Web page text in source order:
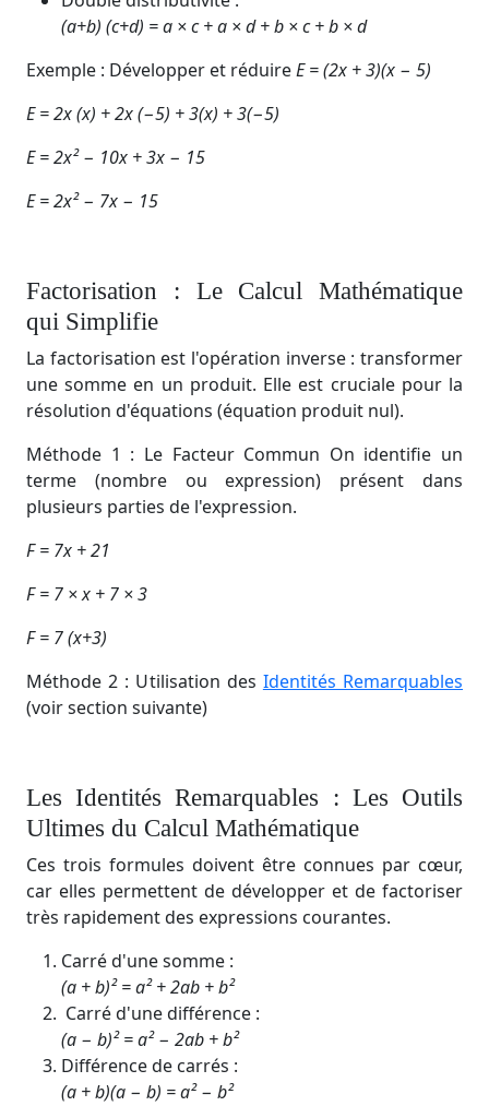
(a+b) (c+d) = a × c + a × d + b × c + b × d
Exemple : Développer et réduireE = (2x + 3)(x − 5)
E = 2x (x) + 2x (−5) + 3(x) + 3(−5)
E = 2x² − 10x + 3x − 15
E = 2x² − 7x − 15
Factorisation : Le Calcul Mathématique
qui Simplifie
La factorisation est l'opération inverse : transformer
une somme en un produit. Elle est cruciale pour la
résolution d'équations (équation produit nul).
Méthode 1 : Le Facteur Commun On identifie un
terme (nombre ou expression) présent dans
plusieurs parties de l'expression.
F = 7x + 21
F = 7 × x + 7 × 3
F = 7 (x+3)
Méthode 2 : Utilisation des Identités Remarquables
(voir section suivante)
Les Identités Remarquables : Les Outils
Ultimes du Calcul Mathématique
Ces trois formules doivent être connues par cœur,
car elles permettent de développer et de factoriser
très rapidement des expressions courantes.
Carré d'une somme :
(a + b)² = a² + 2ab + b²
Carré d'une différence :
(a − b)² = a² − 2ab + b²
Différence de carrés :
(a + b)(a − b) = a² − b²